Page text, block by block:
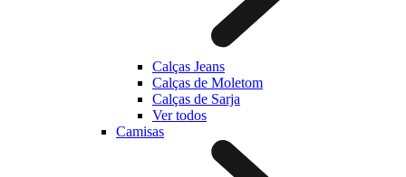
Calças Jeans
Calças de Moletom
Calças de Sarja
Ver todos
Camisas